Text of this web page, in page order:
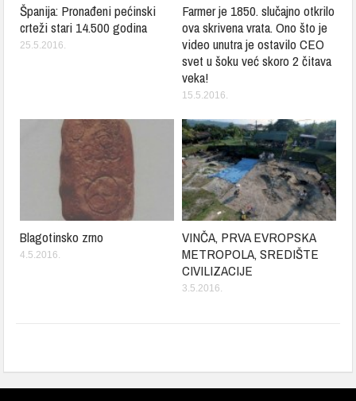
Španija: Pronađeni pećinski
crteži stari 14.500 godina
25.5.2016.
Farmer je 1850. slučajno otkrilo
ova skrivena vrata. Ono što je
video unutra je ostavilo CEO
svet u šoku već skoro 2 čitava
veka!
15.5.2016.
Blagotinsko zrno
4.5.2016.
VINČA, PRVA EVROPSKA
METROPOLA, SREDIŠTE
CIVILIZACIJE
3.5.2016.